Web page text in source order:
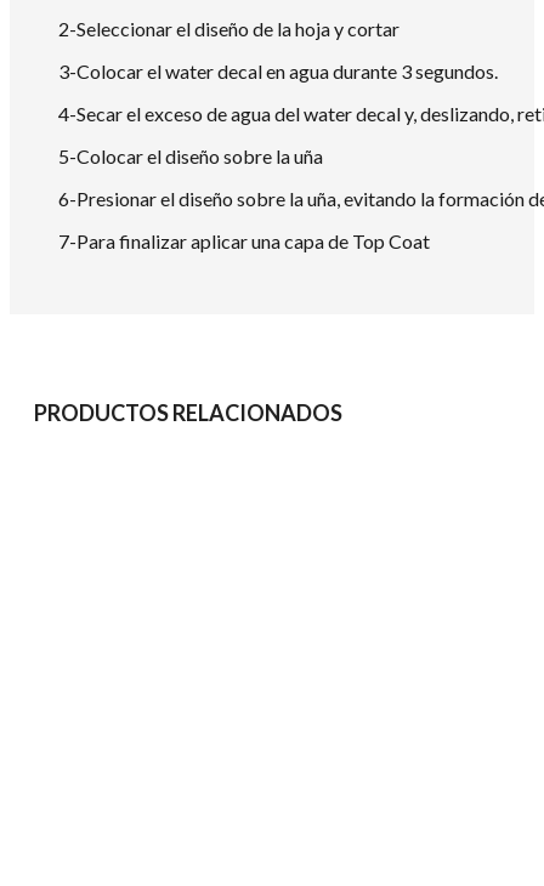
2-Seleccionar el diseño de la hoja y cortar
3-Colocar el water decal en agua durante 3 segundos.
4-Secar el exceso de agua del water decal y, deslizando,
5-Colocar el diseño sobre la uña
6-Presionar el diseño sobre la uña, evitando la formación
7-Para finalizar aplicar una capa de Top Coat
PRODUCTOS RELACIONADOS